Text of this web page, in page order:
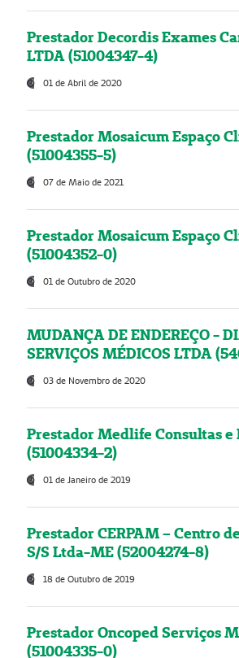
Prestador Decordis Exames
LTDA (51004347-4)
01 de Abril de 2020
Prestador Mosaicum Espaço
(51004355-5)
07 de Maio de 2021
Prestador Mosaicum Espaço
(51004352-0)
01 de Outubro de 2020
MUDANÇA DE ENDEREÇO -
SERVIÇOS MÉDICOS LTDA
03 de Novembro de 2020
Prestador Medlife Consultas e
(51004334-2)
01 de Janeiro de 2019
Prestador CERPAM – Centro
S/S Ltda-ME (52004274-8)
18 de Outubro de 2019
Prestador Oncoped Serviços
(51004335-0)